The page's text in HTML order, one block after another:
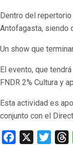
Dentro del
Antofagasta, siendo
Un show que
El evento, que
FNDR 2% Cultura y
Esta actividad es
conjunto con el
Facebook